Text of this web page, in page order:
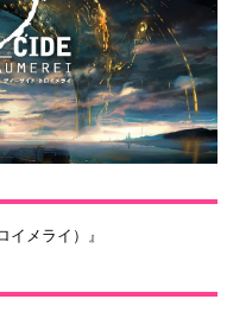
イメライ）』